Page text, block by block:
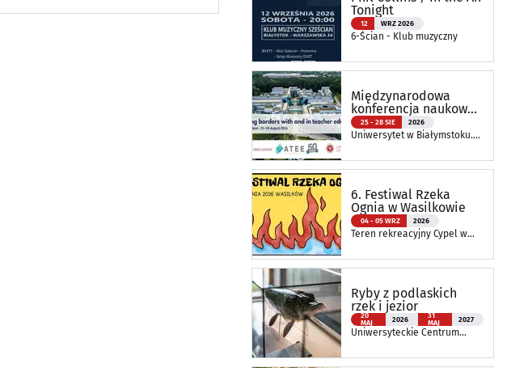
Tonight
12 WRZ 2026
6-Ścian - Klub muzyczny
Międzynarodowa
konferencja naukowa
ATEE Annual
Conference 2026
25 - 28 SIE 2026
Uniwersytet w Białymstoku.
6. Festiwal Rzeka
Ognia w Wasilkowie
04 - 05 WRZ 2026
Teren rekreacyjny Cypel w
Ryby z podlaskich
rzek i jezior
20
MAJ
2026
31
MAJ
2027
Uniwersyteckie Centrum
Andrzeja Myrchy